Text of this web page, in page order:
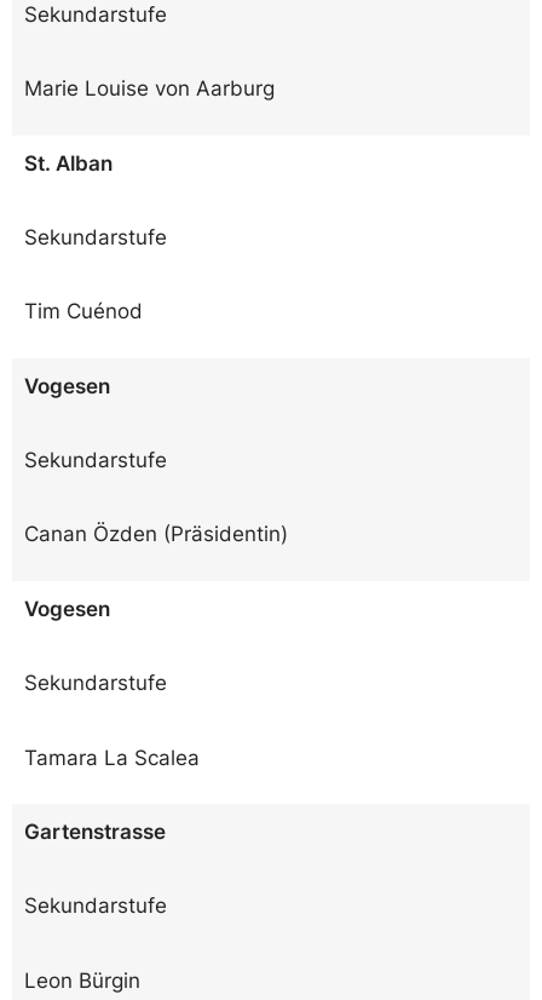
Sekundarstufe
Marie Louise von Aarburg
St. Alban
Sekundarstufe
Tim Cuénod
Vogesen
Sekundarstufe
Canan Özden (Präsidentin)
Vogesen
Sekundarstufe
Tamara La Scalea
Gartenstrasse
Sekundarstufe
Leon Bürgin